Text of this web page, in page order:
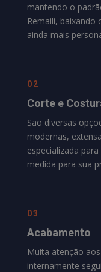
mantendo o
Remaili, baixando
ainda mais
02
Corte e
São diversas
modernas,
especializada
medida para sua
03
Acabamento
Muita atenção
internamente